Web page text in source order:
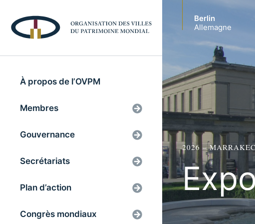
À propos de l’OVPM
Membres
Gouvernance
Secrétariats
Plan d’action
Congrès mondiaux
Berlin
Allemagne
2026 –